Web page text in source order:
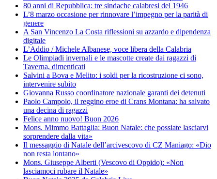
80 anni di Repubblica: tre sindache calabresi del 1946
L’8 marzo occasione per rinnovare l’impegno per la parità di
genere
A San Vincenzo La Costa riflessioni su azzardo e dipendenza
digitale
L’Addio / Michele Albanese, voce libera della Calabria
Le Olimpiadi invernali e le mascotte create dai ragazzi di
Taverna, dimenticati
Salvini a Bova e Melito: i soldi per la ricostruzione ci sono,
intervenire subito
Giovanna Russo coordinatore nazionale garanti dei detenuti
Paolo Campolo, il reggino eroe di Crans Montana: ha salvato
una decina di ragazzi
Felice anno nuovo! Buon 2026
Mons. Mimmo Battaglia: Buon Natale: che possiate lasciarvi
sorprendere dalla vita»
Il messaggio di Natale dell’arcivescovo di CZ Maniago: «Dio
non resta lontano»
Mons. Giuseppe Alberti (Vescovo di Oppido): «Non
lasciamoci rubare il Natale»